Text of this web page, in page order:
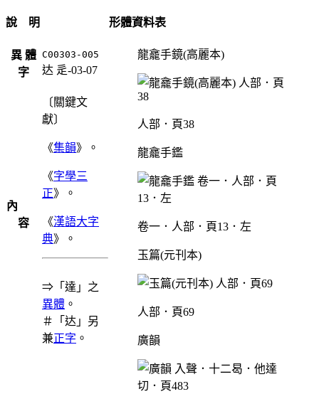
說 明
異 體
字
C00303-005
达 辵-03-07
內
容
〔關鍵文
獻〕
《集韻》。
《字學三
正》。
《漢語大字
典》。
⇒「達」之
異體 。
＃「达」另
兼正字 。
形體資料表
龍龕手鏡(高麗本)
人部．頁38
龍龕手鑑
卷一．人部．頁13．左
玉篇(元刊本)
人部．頁69
廣韻